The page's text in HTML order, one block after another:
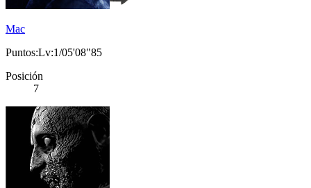
Mac
Puntos:Lv:1/05'08"85
Posición
7